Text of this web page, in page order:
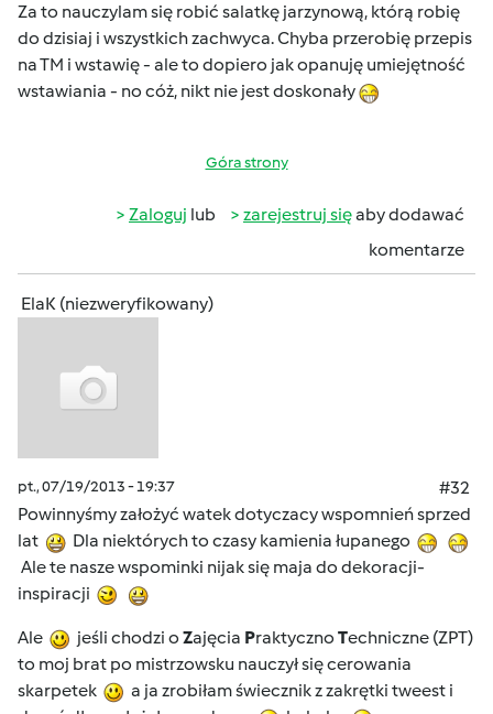
Za to nauczylam się robić salatkę jarzynową, którą robię
do dzisiaj i wszystkich zachwyca. Chyba przerobię przepis
na TM i wstawię - ale to dopiero jak opanuję umiejętność
wstawiania - no cóż, nikt nie jest doskonały
Góra strony
Zaloguj lub zarejestruj sięaby dodawać
komentarze
ElaK (niezweryfikowany)
pt., 07/19/2013 - 19:37
#32
Powinnyśmy założyć watek dotyczacy wspomnień sprzed
lat
Dla niektórych to czasy kamienia łupanego
Ale te nasze wspominki nijak się maja do dekoracji-
inspiracji
Ale jeśli chodzi o Zajęcia Praktyczno Techniczne (ZPT)
to moj brat po mistrzowsku nauczył się cerowania
skarpetek
a ja zrobiłam świecznik z zakrętki tweest i